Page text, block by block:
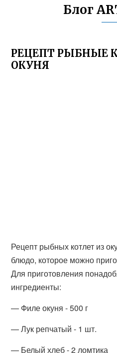
Блог
РЕЦЕПТ РЫБНЫЕ
ОКУНЯ
Рецепт рыбных котлет из
блюдо, которое можно
Для приготовления
ингредиенты:
— Филе окуня - 500 г
— Лук репчатый - 1 шт.
— Белый хлеб - 2 ломтика